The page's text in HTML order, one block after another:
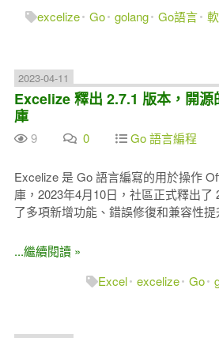
excelize Go golang Go語言
2023-04-11
Excelize 釋出 2.7.1 版本，開
庫
9 0 Go 語言編程
Excelize 是 Go 語言編寫的用於操作
庫，2023年4月10日，社區正式釋出了
了多項新增功能、錯誤修復和兼容性提
...繼續閱讀 »
Excel excelize Go